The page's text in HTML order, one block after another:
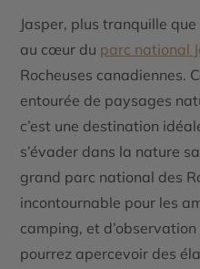
Jasper, plus tranquille
au cœur du parc national
Rocheuses canadiennes.
entourée de paysages
c’est une destination
s’évader dans la nature
grand parc national des
incontournable pour les
camping, et d’observation
pourrez apercevoir des